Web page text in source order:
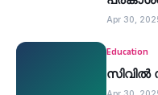
Apr 30,
Education
സിവില്‍